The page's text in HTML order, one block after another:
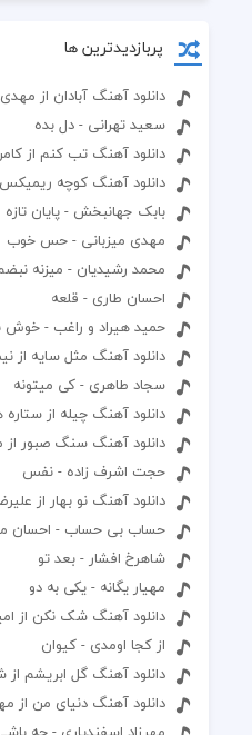
پربازدیدترین ها
دانلود آهنگ آبادان از
سعید تهرانی - دل بده
دانلود آهنگ تب کنم از
دانلود آهنگ کوچه ریمیکس
بابک جهانبخش - پایان تازه
مهدی میزبانی - حس خوب
محمد رشیدیان - میزنه
احسان طاری - قلعه
حمید هیراد و راغب - خوش
دانلود آهنگ مثل سایه از
سجاد طاهری - کی میتونه
دانلود آهنگ چیله از ستاره
دانلود آهنگ سنگ صبور
حجت اشرف زاده - نفس
دانلود آهنگ نو بهار از
حساب بی حساب - احسان
شاهرخ افشار - بعد تو
مهیار یگانه - یکی به دو
دانلود آهنگ شک نکن از
از کجا اومدی - کیوان
دانلود آهنگ گل ابریشم
دانلود آهنگ دنیای من از